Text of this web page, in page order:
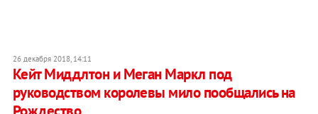
26 декабря 2018, 14:11
Кейт Миддлтон и Меган Маркл под
руководством королевы мило пообщались на